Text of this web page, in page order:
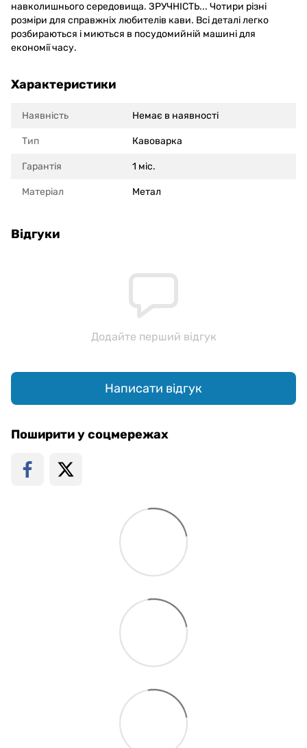
навколишнього середовища. ЗРУЧНІСТЬ... Чотири різні
розміри для справжніх любителів кави. Всі деталі легко
розбираються і миються в посудомийній машині для
економії часу.
Характеристики
Наявність Немає в наявності
Тип Кавоварка
Гарантія 1 міс.
Матеріал Метал
Відгуки
Додайте перший відгук
Написати відгук
Поширити у соцмережах